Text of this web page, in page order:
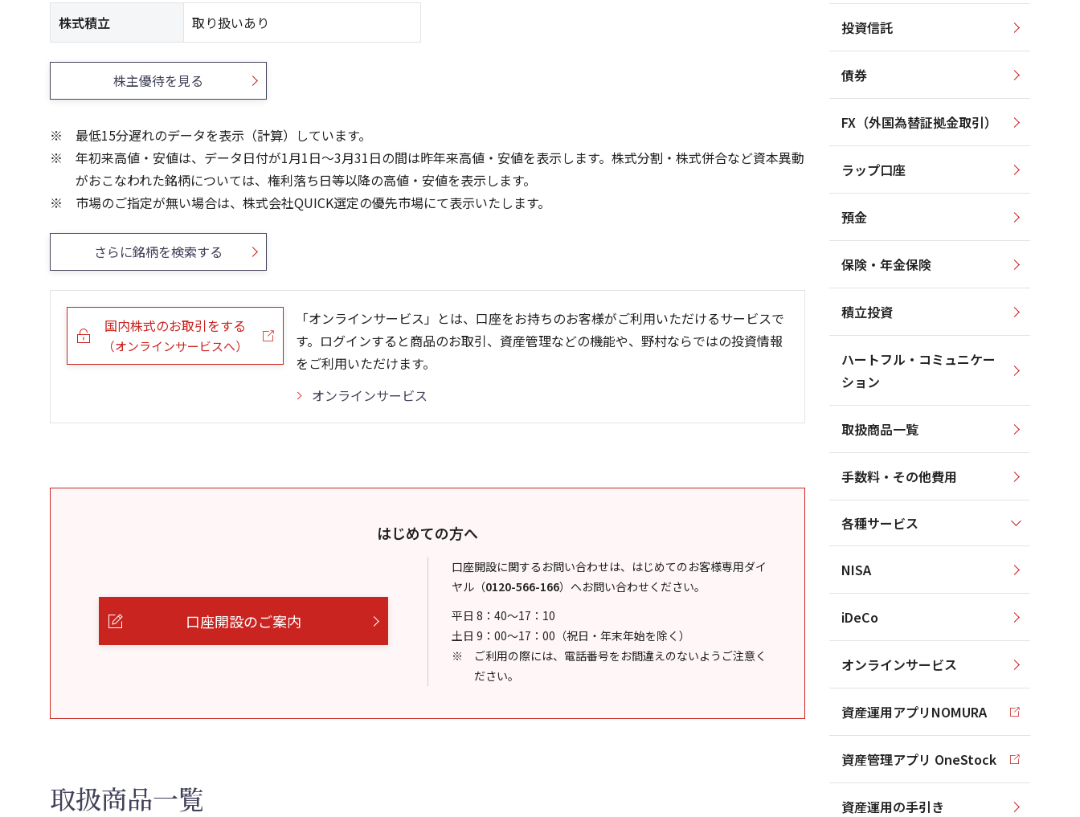
株式積立 取り扱いあり
13週移動平均 26週移動平均 出来高(千)
150
200
5ヶ月移動平均 25ヶ月移動平均 出来高(千)
1,700
100
150
株主優待を見る
最低15分遅れのデータを表示（計算）しています。
年初来高値・安値は、データ日付が1月1日～3月31日の間は昨年来高値・安値を表示します。株式分割・株式併合など資本異動
がおこなわれた銘柄については、権利落ち日等以降の高値・安値を表示します。
市場のご指定が無い場合は、株式会社QUICK選定の優先市場にて表示いたします。
さらに銘柄を検索する
国内株式のお取引をする
（オンラインサービスへ）
「オンラインサービス」とは、口座をお持ちのお客様がご利用いただけるサービスで
す。ログインすると商品のお取引、資産管理などの機能や、野村ならではの投資情報
をご利用いただけます。
オンラインサービス
はじめての方へ
口座開設のご案内
口座開設に関するお問い合わせは、はじめてのお客様専用ダイ
ヤル （0120-566-166） へお問い合わせください。
平日 8：40～17：10
土日 9：00～17：00（祝日・年末年始を除く）
ご利用の際には、電話番号をお間違えのないようご注意く
ださい。
取扱商品一覧
投資信託
債券
FX（外国為替証拠金取引）
ラップ口座
預金
保険・年金保険
積立投資
ハートフル・コミュニケー
ション
取扱商品一覧
手数料・その他費用
各種サービス
NISA
iDeCo
オンラインサービス
資産運用アプリNOMURA
資産管理アプリ OneStock
資産運用の手引き